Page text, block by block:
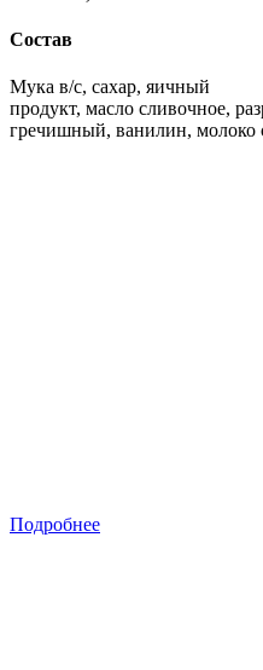
Состав
Мука в/с, сахар, яичный
продукт, масло сливочное,
гречишный, ванилин, молоко
Подробнее